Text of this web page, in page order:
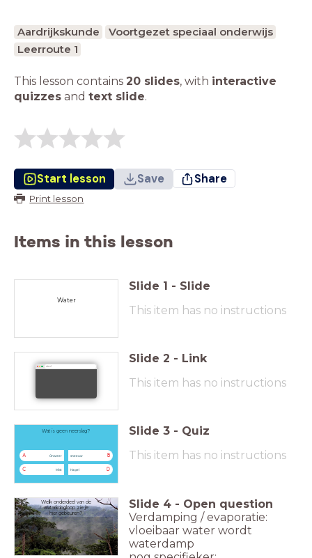
Aardrijkskunde
Voortgezet speciaal onderwijs
Leerroute 1
This lesson contains 20 slides, with interactive
quizzes and text slide.
Start lesson Save Share
Print lesson
Items in this lesson
Water
Slide 1 - Slide
This item has no instructions
ntr.nl
Slide 2 - Link
This item has no instructions
Wat is geen neerslag?
A Onweer B
sneeuw
C Mist D
Hagel
Slide 3 - Quiz
This item has no instructions
Welk onderdeel van de
waterkringloop zie je
hier gebeuren?
Slide 4 - Open question
Verdamping / evaporatie:
vloeibaar water wordt
waterdamp